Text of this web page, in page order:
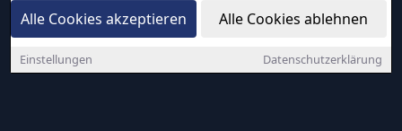
Alle Cookies akzeptieren Alle Cookies ablehnen
Einstellungen Datenschutzerklärung